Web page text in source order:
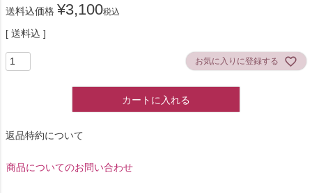
送料込価格 ¥3,100税込
送料込
お気に入りに登録する
カートに入れる
返品特約について
商品についてのお問い合わせ